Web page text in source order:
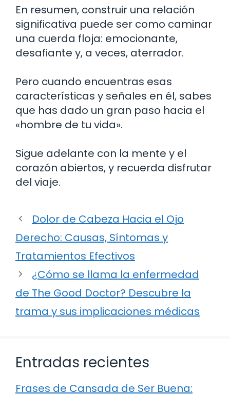
En resumen, construir una relación
significativa puede ser como caminar
una cuerda floja: emocionante,
desafiante y, a veces, aterrador.
Pero cuando encuentras esas
características y señales en él, sabes
que has dado un gran paso hacia el
«hombre de tu vida».
Sigue adelante con la mente y el
corazón abiertos, y recuerda disfrutar
del viaje.
Dolor de Cabeza Hacia el Ojo
Derecho: Causas, Síntomas y
Tratamientos Efectivos
¿Cómo se llama la enfermedad
de The Good Doctor? Descubre la
trama y sus implicaciones médicas
Entradas recientes
Frases de Cansada de Ser Buena: